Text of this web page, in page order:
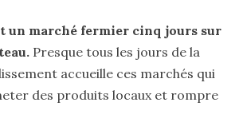
un marché fermier cinq jours sur
Presque tous les jours de la
accueille ces marchés qui
des produits locaux et rompre